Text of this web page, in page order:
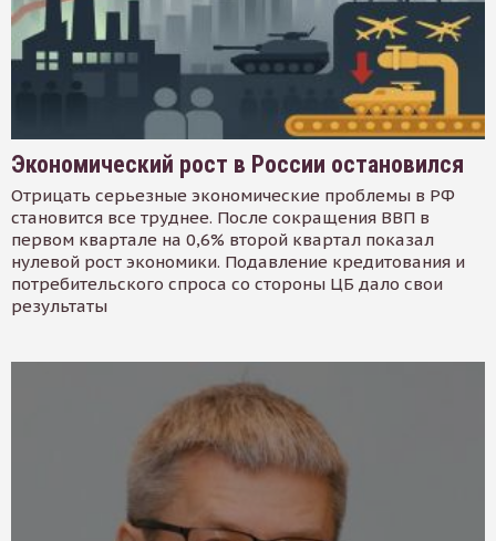
Экономический рост в России остановился
Отрицать серьезные экономические проблемы в РФ
становится все труднее. После сокращения ВВП в
первом квартале на 0,6% второй квартал показал
нулевой рост экономики. Подавление кредитования и
потребительского спроса со стороны ЦБ дало свои
результаты